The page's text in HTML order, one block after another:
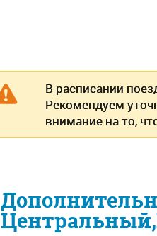
В расписании
Рекомендуем
внимание на то,